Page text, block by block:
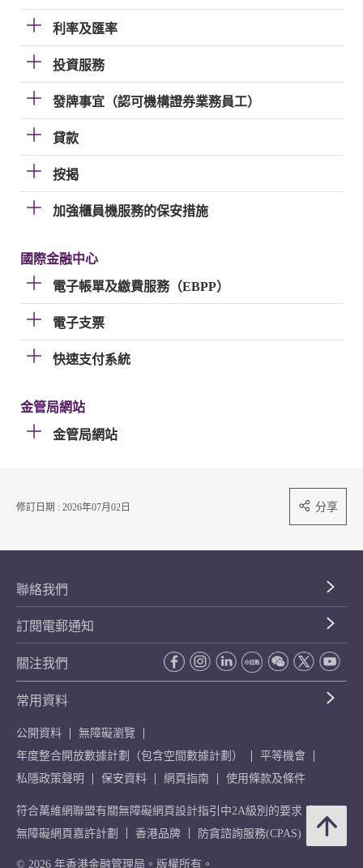
利率及匯率
投資服務
發牌事宜（認可機構證券業務員工）
貸款
按揭
加強櫃員機服務的保安措施
國際金融中心
電子帳單及繳費服務（EBPP）
電子支票
快速支付系統
金管局網站
金管局網站
修訂日期 : 2026年07月02日 分享
聯絡我們
訂閱電郵通知
關注我們
常用資料
公開資料
無障礙瀏覽
年度整合開放數據計劃（包含空間數據計劃）
平等機會
私隱政策聲明
保安資料 網頁指南 使用條款及條件
符合萬維網聯盟有關無障礙網頁設計指引中2A級別的要求
無障礙網頁嘉許計劃
香港品牌 防貪諮詢服務(CPAS)
© 2026 年香港金融管理局。版權所有。